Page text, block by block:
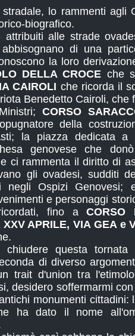
lo rammenti agli
biografico.
alle strade
di una
la loro
DELLA CROCE che
CAIROLI che ricorda il
Benedetto Cairoli, che
CORSO
della
la piazza dedicata a
genovese che
ci rammenta il diritto di
gli ovadesi, sudditi
negli Ospizi
e personaggi
fino aCORSO
APRILE, VIA GEA e
questa
di diverso
trait d'union tra
desidero soffermarmi
monumenti cittadini:
ha dato il nome